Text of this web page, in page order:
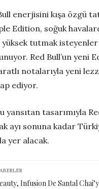
enerjisini kışa özgü
Edition, soğuk
tutmak
Red Bull’un yeni
notalarıyla yeni
ediyor.
yansıtan tasarımıyla
ayı sonuna kadar
yer alacak.
Infusion De Santal